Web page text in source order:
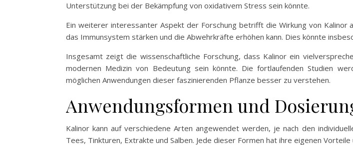
Unterstützung bei der Bekämpfung von oxidativem Stress sein könnte.
Ein weiterer interessanter Aspekt der Forschung betrifft die Wirkung von Kalinor
das Immunsystem stärken und die Abwehrkräfte erhöhen kann. Dies könnte
Insgesamt zeigt die wissenschaftliche Forschung, dass Kalinor ein
modernen Medizin von Bedeutung sein könnte. Die fortlaufenden Studien
möglichen Anwendungen dieser faszinierenden Pflanze besser zu verstehen.
Anwendungsformen und
Kalinor kann auf verschiedene Arten angewendet werden, je nach den
Tees, Tinkturen, Extrakte und Salben. Jede dieser Formen hat ihre eigenen